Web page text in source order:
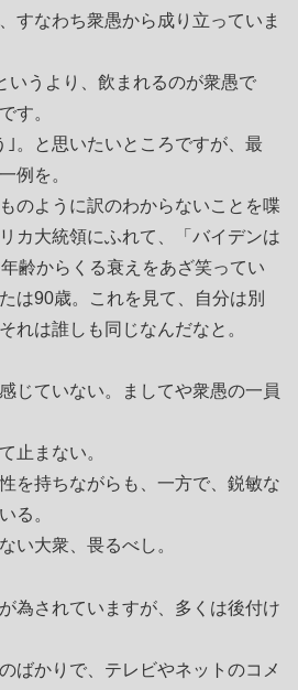
すなわち衆愚から成り立っていま
いうより、飲まれるのが衆愚で
す。
｣。と思いたいところですが、最
例を。
のように訳のわからないことを喋
カ大統領にふれて、「バイデンは
齢からくる衰えをあざ笑ってい
は90歳。これを見て、自分は別
れは誰しも同じなんだなと。
じていない。ましてや衆愚の一員
止まない。
を持ちながらも、一方で、鋭敏な
る。
い大衆、畏るべし。
為されていますが、多くは後付け
ばかりで、テレビやネットのコメ